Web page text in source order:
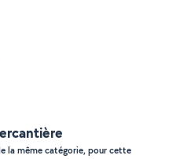
la même catégorie, pour cette